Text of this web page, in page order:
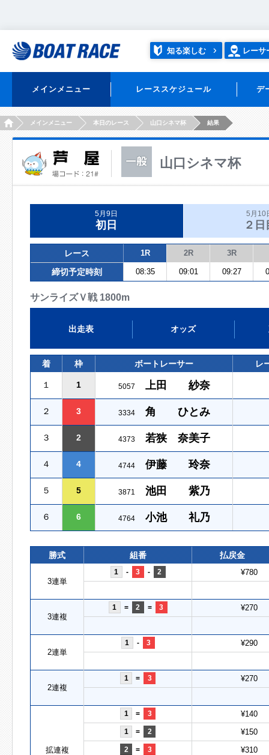
知る楽しむ レーサ
メインメニュー レーススケジュール デ
HOMEメインメニュー 本日のレース 山口シネマ杯 結果
山口シネマ杯
5月9日
初日
5月10
２日
レース 1R 2R 3R
締切予定時刻 08:35 09:01 09:27
サンライズＶ戦 1800m
出走表 オッズ
着 枠 ボートレーサー レ
１ 1 5057 上田 紗奈
２ 3 3334 角 ひとみ
３ 2 4373 若狭 奈美子
４ 4 4744 伊藤 玲奈
５ 5 3871 池田 紫乃
６ 6 4764 小池 礼乃
勝式 組番 払戻金
3連単
1 - 3 - 2 ¥780
3連複
1 = 2 = 3 ¥270
2連単
1 - 3 ¥290
2連複
1 = 3 ¥270
拡連複
1 = 3 ¥140
1 = 2 ¥150
2 = 3 ¥310